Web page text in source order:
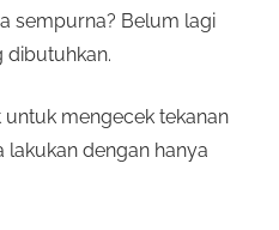
sempurna? Belum lagi
dibutuhkan.
mengecek tekanan
lakukan dengan hanya